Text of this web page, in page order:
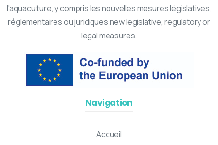
l'aquaculture, y compris les nouvelles mesures législatives,
réglementaires ou juridiques.new legislative, regulatory or
legal measures.
Navigation
Accueil